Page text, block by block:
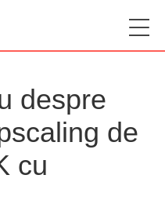
despre
de
cu